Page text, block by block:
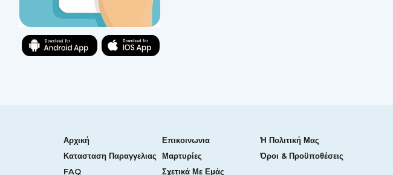
Αρχική Επικοινωνια
Ἡ Πολιτική Μας
Κατασταση Παραγγελιας
Μαρτυρίες
Όροι & Προϋποθέσεις
FAQ
Σχετικά Με Εμάς